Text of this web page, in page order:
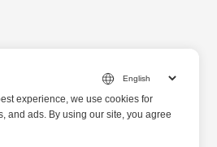
experience, we use cookies for
and ads. By using our site, you agree